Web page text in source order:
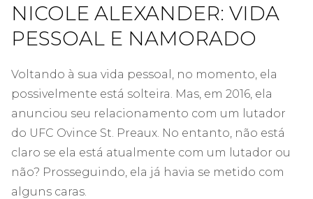
NICOLE ALEXANDER: VIDA
PESSOAL E NAMORADO
Voltando à sua vida pessoal, no momento, ela
possivelmente está solteira. Mas, em 2016, ela
anunciou seu relacionamento com um lutador
do UFC Ovince St. Preaux. No entanto, não está
claro se ela está atualmente com um lutador ou
não? Prosseguindo, ela já havia se metido com
alguns caras.